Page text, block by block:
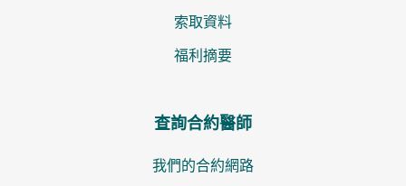
索取資料
福利摘要
查詢合約醫師
我們的合約網路